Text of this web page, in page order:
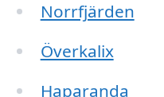
Norrfjärden
Överkalix
Haparanda